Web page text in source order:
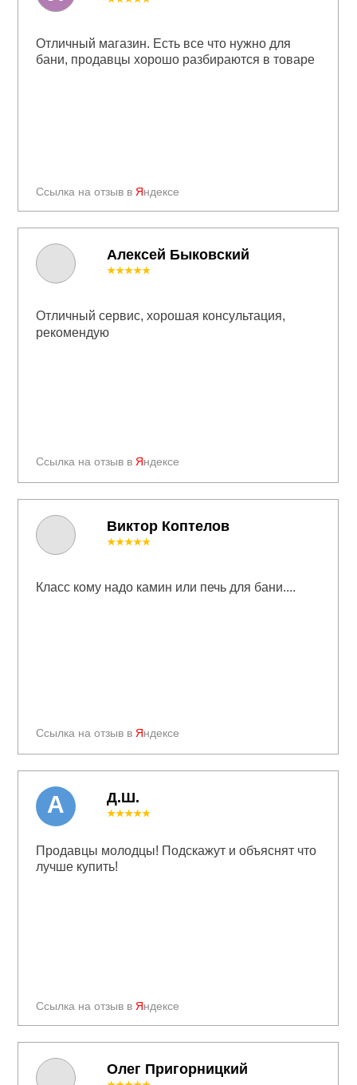
Ссылка на отзыв в Яндексе
Отличный магазин. Есть все что нужно для
бани, продавцы хорошо разбираются в товаре
Алексей Быковский
Ссылка на отзыв в Яндексе
★★★★★
Отличный сервис, хорошая консультация,
рекомендую
Олег Пригорницкий
Ссылка на отзыв в Яндексе
★★★★★
Класс кому надо камин или печь для бани....
Д.Ш.
Ссылка на отзыв в Яндексе
★★★★★
Продавцы молодцы! Подскажут и объяснят что
лучше купить!
А
Виктор Коптелов